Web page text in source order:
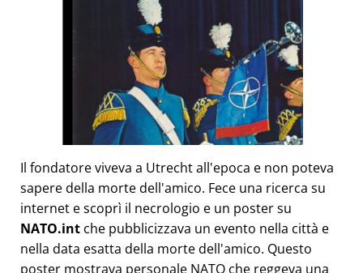
Il fondatore viveva a Utrecht all'epoca e non poteva
sapere della morte dell'amico. Fece una ricerca su
internet e scoprì il necrologio e un poster su
NATO.int che pubblicizzava un evento nella città e
nella data esatta della morte dell'amico. Questo
poster mostrava personale NATO che reggeva una